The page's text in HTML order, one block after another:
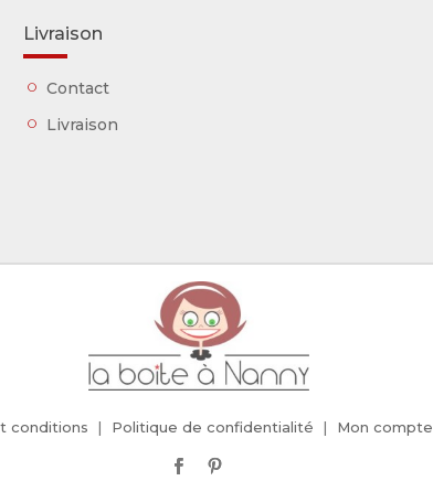
Livraison
Contact
Livraison
conditions Politique de confidentialité Mon compte